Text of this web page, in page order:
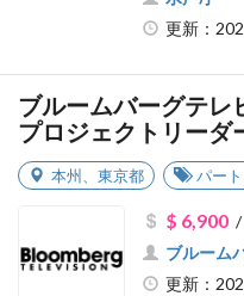
更新：
ブルームバーグテ
プロジェクトリーダ
本州 東京都 パー
$ 6,900/
ブルーム
更新：